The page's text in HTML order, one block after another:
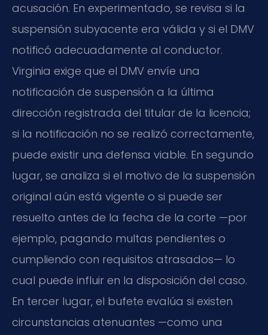
acusación. En experimentado, se revisa si la
suspensión subyacente era válida y si el DMV
notificó adecuadamente al conductor.
Virginia exige que el DMV envíe una
notificación de suspensión a la última
dirección registrada del titular de la licencia;
si la notificación no se realizó correctamente,
puede existir una defensa viable. En segundo
lugar, se analiza si el motivo de la suspensión
original aún está vigente o si puede ser
resuelto antes de la fecha de la corte —por
ejemplo, pagando multas pendientes o
cumpliendo con requisitos atrasados— lo
cual puede influir en la disposición del caso.
En tercer lugar, el bufete evalúa si existen
circunstancias atenuantes —como una